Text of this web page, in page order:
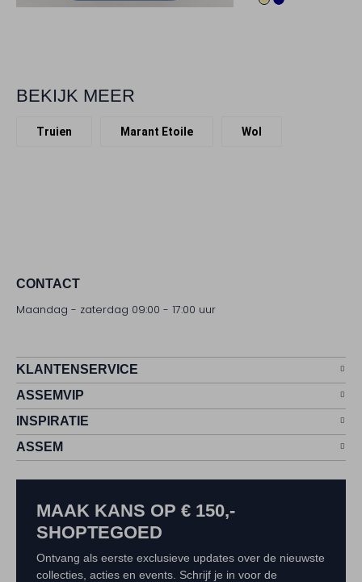
BEKIJK MEER
Truien Marant Etoile Wol
CONTACT
Maandag - zaterdag 09:00 - 17:00 uur
KLANTENSERVICE
ASSEMVIP
INSPIRATIE
ASSEM
MAAK KANS OP € 150,-
SHOPTEGOED
Ontvang als eerste exclusieve updates over de nieuwste
collecties, acties en events. Schrijf je in voor de